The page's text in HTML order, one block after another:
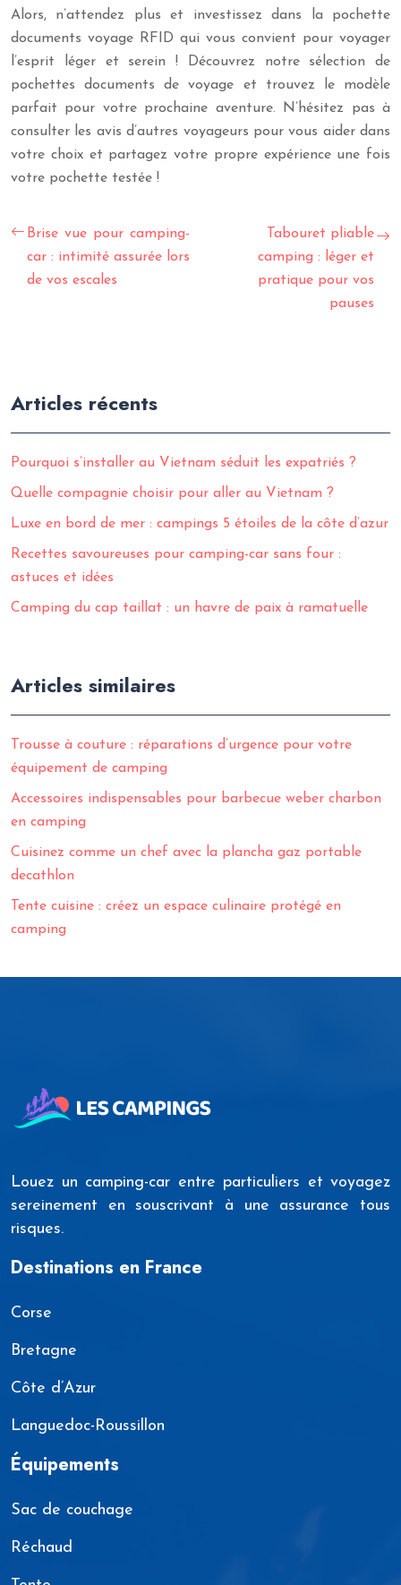
Alors, n’attendez plus et investissez dans la pochette
documents voyage RFID qui vous convient pour voyager
l’esprit léger et serein ! Découvrez notre sélection de
pochettes documents de voyage et trouvez le modèle
parfait pour votre prochaine aventure. N’hésitez pas à
consulter les avis d’autres voyageurs pour vous aider dans
votre choix et partagez votre propre expérience une fois
votre pochette testée !
Brise vue pour camping-
car : intimité assurée lors
de vos escales
Tabouret pliable
camping : léger et
pratique pour vos
pauses
Articles récents
Pourquoi s’installer au Vietnam séduit les expatriés ?
Quelle compagnie choisir pour aller au Vietnam ?
Luxe en bord de mer : campings 5 étoiles de la côte d’azur
Recettes savoureuses pour camping-car sans four :
astuces et idées
Camping du cap taillat : un havre de paix à ramatuelle
Articles similaires
Trousse à couture : réparations d’urgence pour votre
équipement de camping
Accessoires indispensables pour barbecue weber charbon
en camping
Cuisinez comme un chef avec la plancha gaz portable
decathlon
Tente cuisine : créez un espace culinaire protégé en
camping
Louez un camping-car entre particuliers et voyagez
sereinement en souscrivant à une assurance tous
risques.
Destinations en France
Corse
Bretagne
Côte d’Azur
Languedoc-Roussillon
Équipements
Sac de couchage
Réchaud